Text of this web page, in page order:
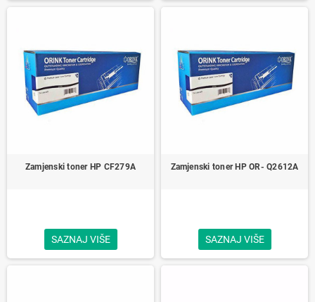
Zamjenski toner HP CF279A
SAZNAJ VIŠE
Zamjenski toner HP OR- Q2612A
SAZNAJ VIŠE